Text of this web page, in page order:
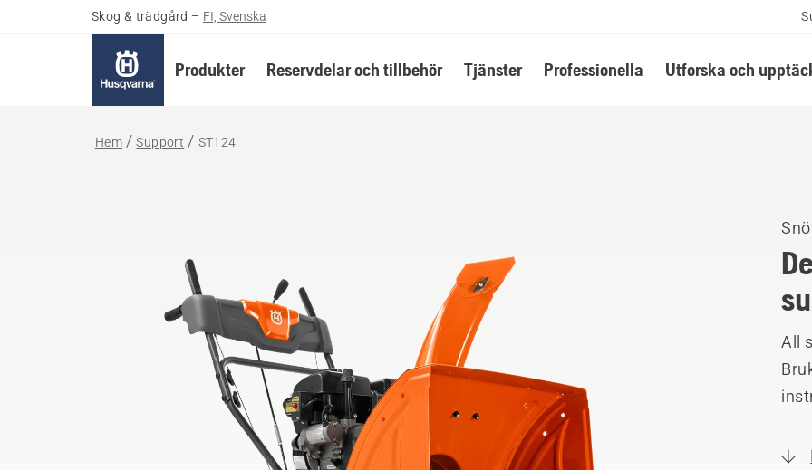
Skog & trädgård – FI, Svenska
Produkter Reservdelar och tillbehör Tjänster Professionella Utforska och
Hem Support ST124
All